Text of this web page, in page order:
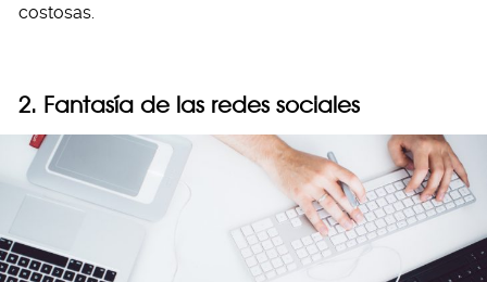
costosas.
2. Fantasía de las redes sociales